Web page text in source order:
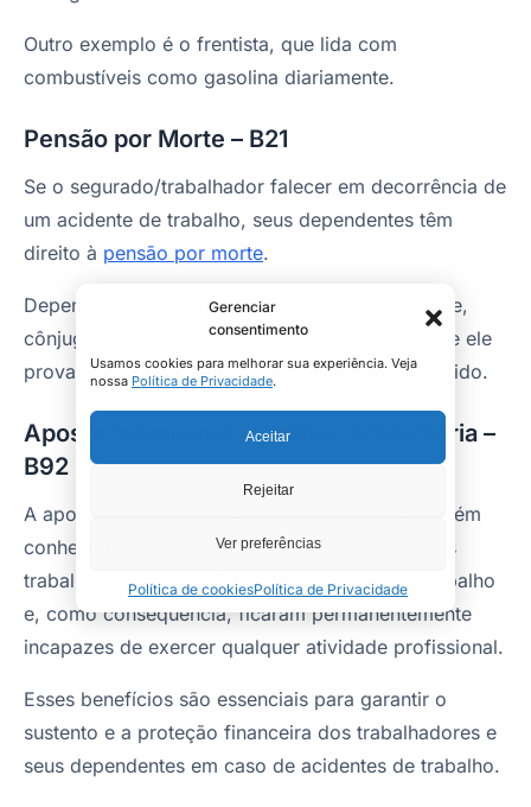
Gerenciar
consentimento
Usamos cookies para melhorar sua experiência. Veja
nossa Política de Privacidade.
Aceitar
Rejeitar
Ver preferências
Política de cookiesPolítica de Privacidade
Outro exemplo é o frentista, que lida com
combustíveis como gasolina diariamente.
Pensão por Morte – B21
Se o segurado/trabalhador falecer em decorrência de
um acidente de trabalho, seus dependentes têm
direito à pensão por morte.
Dependentes incluem filhos até 21 anos de idade,
cônjuges e, às vezes, até os pais do falecido, se ele
provarem a dependência financeira com o falecido.
Aposentadoria por Invalidez Acidentária –
B92
A aposentadoria por invalidez acidentária, também
conhecida como benefício B92, é destinada aos
trabalhadores que sofreram um acidente de trabalho
e, como consequência, ficaram permanentemente
incapazes de exercer qualquer atividade profissional.
Esses benefícios são essenciais para garantir o
sustento e a proteção financeira dos trabalhadores e
seus dependentes em caso de acidentes de trabalho.